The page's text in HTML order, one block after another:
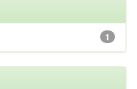
1